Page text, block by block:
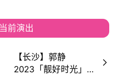
前演出
【长沙】郭静
2023「靓好时光」